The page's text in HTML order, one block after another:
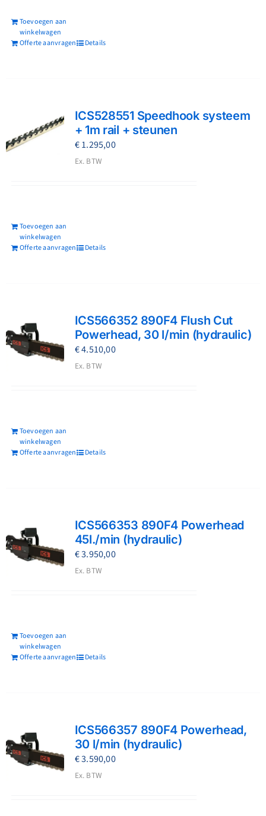
Toevoegen aan
winkelwagen
Offerte aanvragen
Details
ICS528551 Speedhook systeem
+ 1m rail + steunen
€1.295,00
Ex. BTW
Toevoegen aan
winkelwagen
Offerte aanvragen
Details
ICS566352 890F4 Flush Cut
Powerhead, 30 l/min (hydraulic)
€4.510,00
Ex. BTW
Toevoegen aan
winkelwagen
Offerte aanvragen
Details
ICS566353 890F4 Powerhead
45l./min (hydraulic)
€3.950,00
Ex. BTW
Toevoegen aan
winkelwagen
Offerte aanvragen
Details
ICS566357 890F4 Powerhead,
30 l/min (hydraulic)
€3.590,00
Ex. BTW